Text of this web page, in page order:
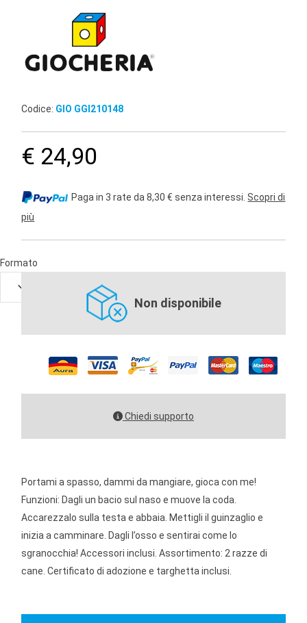
Codice: GIO GGI210148
€ 24,90
Paga in 3 rate da 8,30 € senza interessi.Scopri di
più
Formato
Non disponibile
Chiedi supporto
Portami a spasso, dammi da mangiare, gioca con me!
Funzioni: Dagli un bacio sul naso e muove la coda.
Accarezzalo sulla testa e abbaia. Mettigli il guinzaglio e
inizia a camminare. Dagli l’osso e sentirai come lo
sgranocchia! Accessori inclusi. Assortimento: 2 razze di
cane. Certificato di adozione e targhetta inclusi.